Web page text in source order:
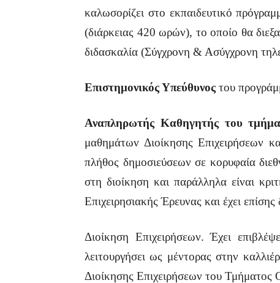
καλωσορίζει στο εκπαιδευτικό
(διάρκειας 420 ωρών), το οποίο θα
διδασκαλία (Σύγχρονη & Ασύγχρονη
Επιστημονικός Υπεύθυνος του
Αναπληρωτής Καθηγητής του
μαθημάτων Διοίκησης Επιχειρήσεων
πλήθος δημοσιεύσεων σε κορυφαία
στη διοίκηση και παράλληλα είναι
Επιχειρησιακής Έρευνας και έχει
Διοίκηση Επιχειρήσεων. Έχει
λειτουργήσει ως μέντορας στην
Διοίκησης Επιχειρήσεων του